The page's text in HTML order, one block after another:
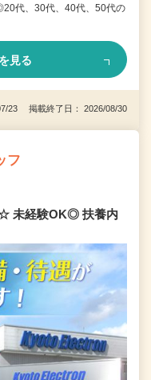
代、30代、40代、50代の
見る
23 掲載終了日： 2026/08/30
フ
☆ 未経験OK◎ 扶養内